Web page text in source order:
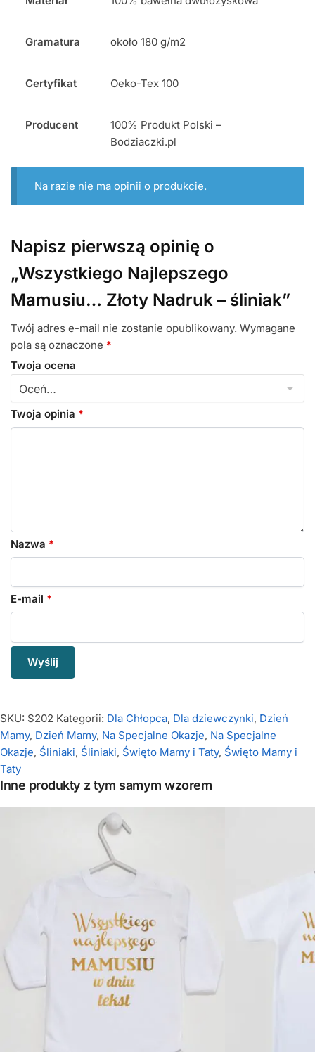
Gramatura około 180 g/m2
Certyfikat Oeko-Tex 100
Producent
100% Produkt Polski –
Bodziaczki.pl
Na razie nie ma opinii o produkcie.
Napisz pierwszą opinię o
„Wszystkiego Najlepszego
Mamusiu… Złoty Nadruk – śliniak”
Twój adres e-mail nie zostanie opublikowany. Wymagane
pola są oznaczone *
Twoja ocena
Twoja opinia *
Nazwa *
E-mail *
SKU: S202 Kategorii: Dla Chłopca, Dla dziewczynki, Dzień
Mamy, Dzień Mamy, Na Specjalne Okazje, Na Specjalne
Okazje, Śliniaki, Śliniaki, Święto Mamy i Taty, Święto Mamy i
Taty
Inne produkty z tym samym wzorem